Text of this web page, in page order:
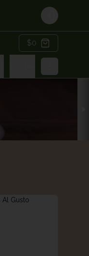
Login
$0